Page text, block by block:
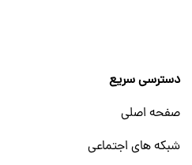
دسترسی سریع
صفحه اصلی
شبکه های اجتماعی